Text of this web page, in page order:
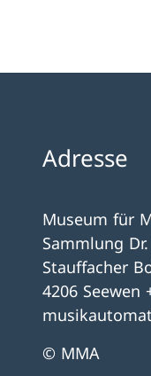
Adresse
Museum für
Sammlung
Stauffacher
4206 Seewen
© MMA